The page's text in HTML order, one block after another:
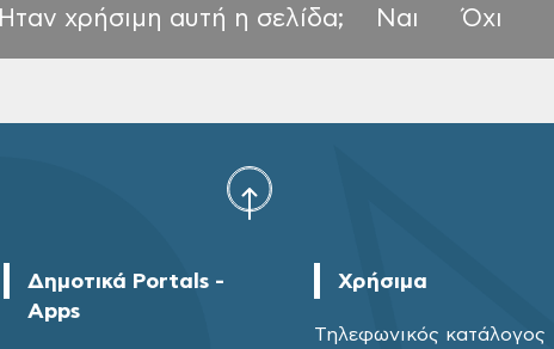
Ηταν χρήσιμη αυτή η σελίδα; Ναι Όχι
Δημοτικά Portals -
Apps
Χρήσιμα
Τηλεφωνικός κατάλογος